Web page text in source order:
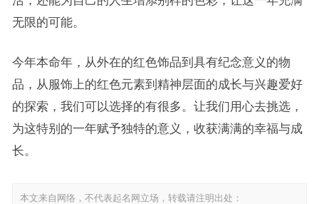
无限的可能。
今年本命年，从外在的红色饰品到具有纪念意义的物
品，从服饰上的红色元素到精神层面的成长与兴趣爱好
的探索，我们可以选择的有很多。让我们用心去挑选，
为这特别的一年赋予独特的意义，收获满满的幸福与成
长。
本文来自网络，不代表起名网立场，转载请注明出处：